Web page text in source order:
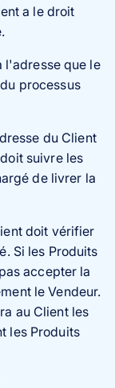
a le droit
l'adresse que le
processus
du Client
suivre les
de livrer la
doit vérifier
Si les Produits
accepter la
le Vendeur.
au Client les
les Produits